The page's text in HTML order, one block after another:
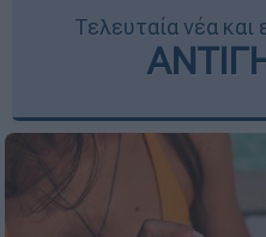
Τελευταία νέα και